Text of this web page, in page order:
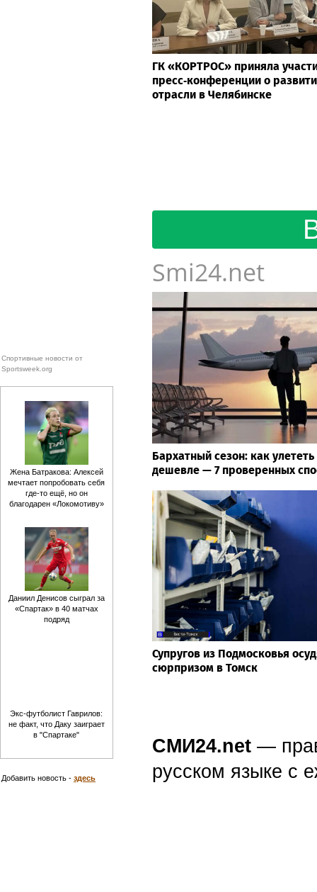
ГК «КОРТРОС» приняла
пресс‑конференции о
отрасли в Челябинске
Smi24.net
Бархатный сезон: как
дешевле — 7 проверенных
Супругов из Подмосковья
сюрпризом в Томск
СМИ24.net —
русском языке с
Спортивные новости от
Sportsweek.org
Жена Батракова: Алексей
мечтает попробовать себя
где‑то ещё, но он
благодарен «Локомотиву»
Даниил Денисов сыграл за
«Спартак» в 40 матчах
подряд
Экс-футболист Гаврилов:
не факт, что Даку заиграет
в "Спартаке"
Добавить новость - здесь